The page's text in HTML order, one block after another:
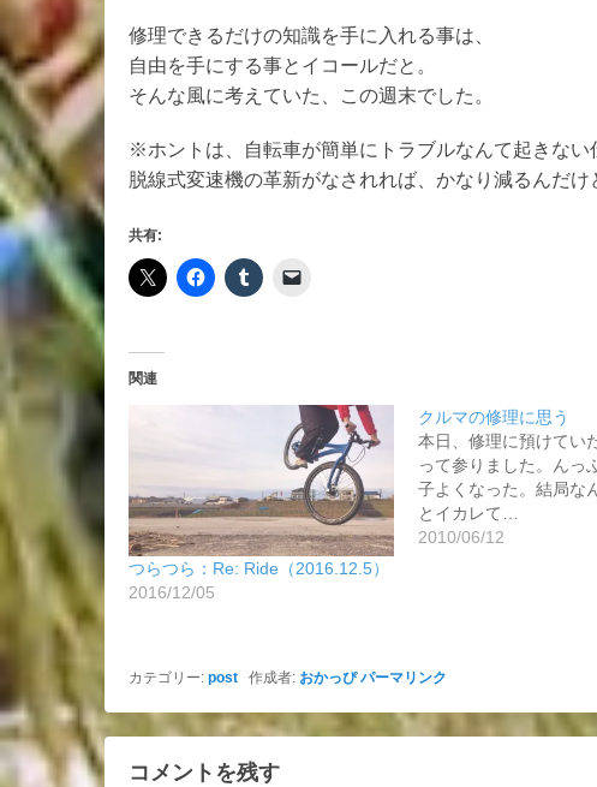
修理できるだけの知識を手に入れる事は、
自由を手にする事とイコールだと。
そんな風に考えていた、この週末でした。
※ホントは、自転車が簡単にトラブルなんて起きない
脱線式変速機の革新がなされれば、かなり減るんだけ
共有:
関連
つらつら：Re: Ride（2016.12.5）
2016/12/05
クルマの修理に思う
本日、修理に預けてい
って参りました。んっ
子よくなった。結局な
とイカレて…
2010/06/12
カテゴリー: post 作成者: おかっぴ パーマリンク
コメントを残す